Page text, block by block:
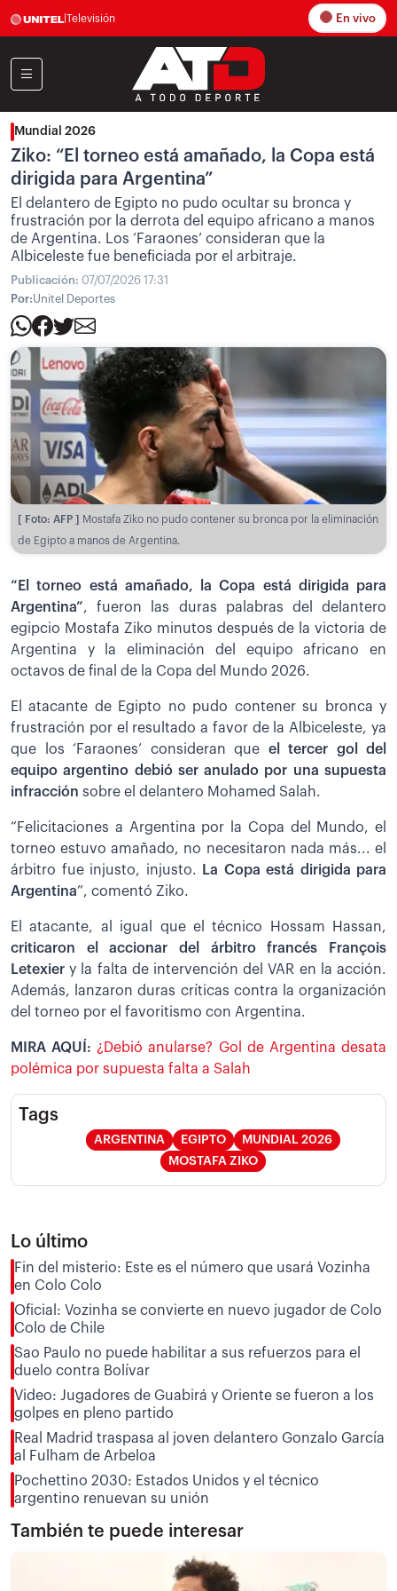
Televisión En vivo
Mundial 2026
Ziko: “El torneo está amañado, la Copa está
dirigida para Argentina”
El delantero de Egipto no pudo ocultar su bronca y
frustración por la derrota del equipo africano a manos
de Argentina. Los ‘Faraones’ consideran que la
Albiceleste fue beneficiada por el arbitraje.
Publicación: 07/07/2026 17:31
Por:Unitel Deportes
[ Foto: AFP ]
Mostafa Ziko no pudo contener su bronca por la eliminación
de Egipto a manos de Argentina.
“El torneo está amañado, la Copa está dirigida para
Argentina”, fueron las duras palabras del delantero
egipcio Mostafa Ziko minutos después de la victoria de
Argentina y la eliminación del equipo africano en
octavos de final de la Copa del Mundo 2026.
El atacante de Egipto no pudo contener su bronca y
frustración por el resultado a favor de la Albiceleste, ya
que los ‘Faraones’ consideran que el tercer gol del
equipo argentino debió ser anulado por una supuesta
infracción sobre el delantero Mohamed Salah.
“Felicitaciones a Argentina por la Copa del Mundo, el
torneo estuvo amañado, no necesitaron nada más... el
árbitro fue injusto, injusto.
La Copa está dirigida para
Argentina”, comentó Ziko.
El atacante, al igual que el técnico Hossam Hassan,
criticaron el accionar del árbitro francés François
Letexiery la falta de intervención del VAR en la acción.
Además, lanzaron duras críticas contra la organización
del torneo por el favoritismo con Argentina.
MIRA AQUÍ: ¿Debió anularse? Gol de Argentina desata
polémica por supuesta falta a Salah
Tags
ARGENTINA EGIPTO
MUNDIAL 2026
MOSTAFA ZIKO
Lo último
Fin del misterio: Este es el número que usará Vozinha
en Colo Colo
Oficial: Vozinha se convierte en nuevo jugador de Colo
Colo de Chile
Sao Paulo no puede habilitar a sus refuerzos para el
duelo contra Bolívar
Video: Jugadores de Guabirá y Oriente se fueron a los
golpes en pleno partido
Real Madrid traspasa al joven delantero Gonzalo García
al Fulham de Arbeloa
Pochettino 2030: Estados Unidos y el técnico
argentino renuevan su unión
También te puede interesar